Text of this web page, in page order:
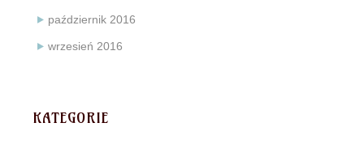
październik 2016
wrzesień 2016
KATEGORIE